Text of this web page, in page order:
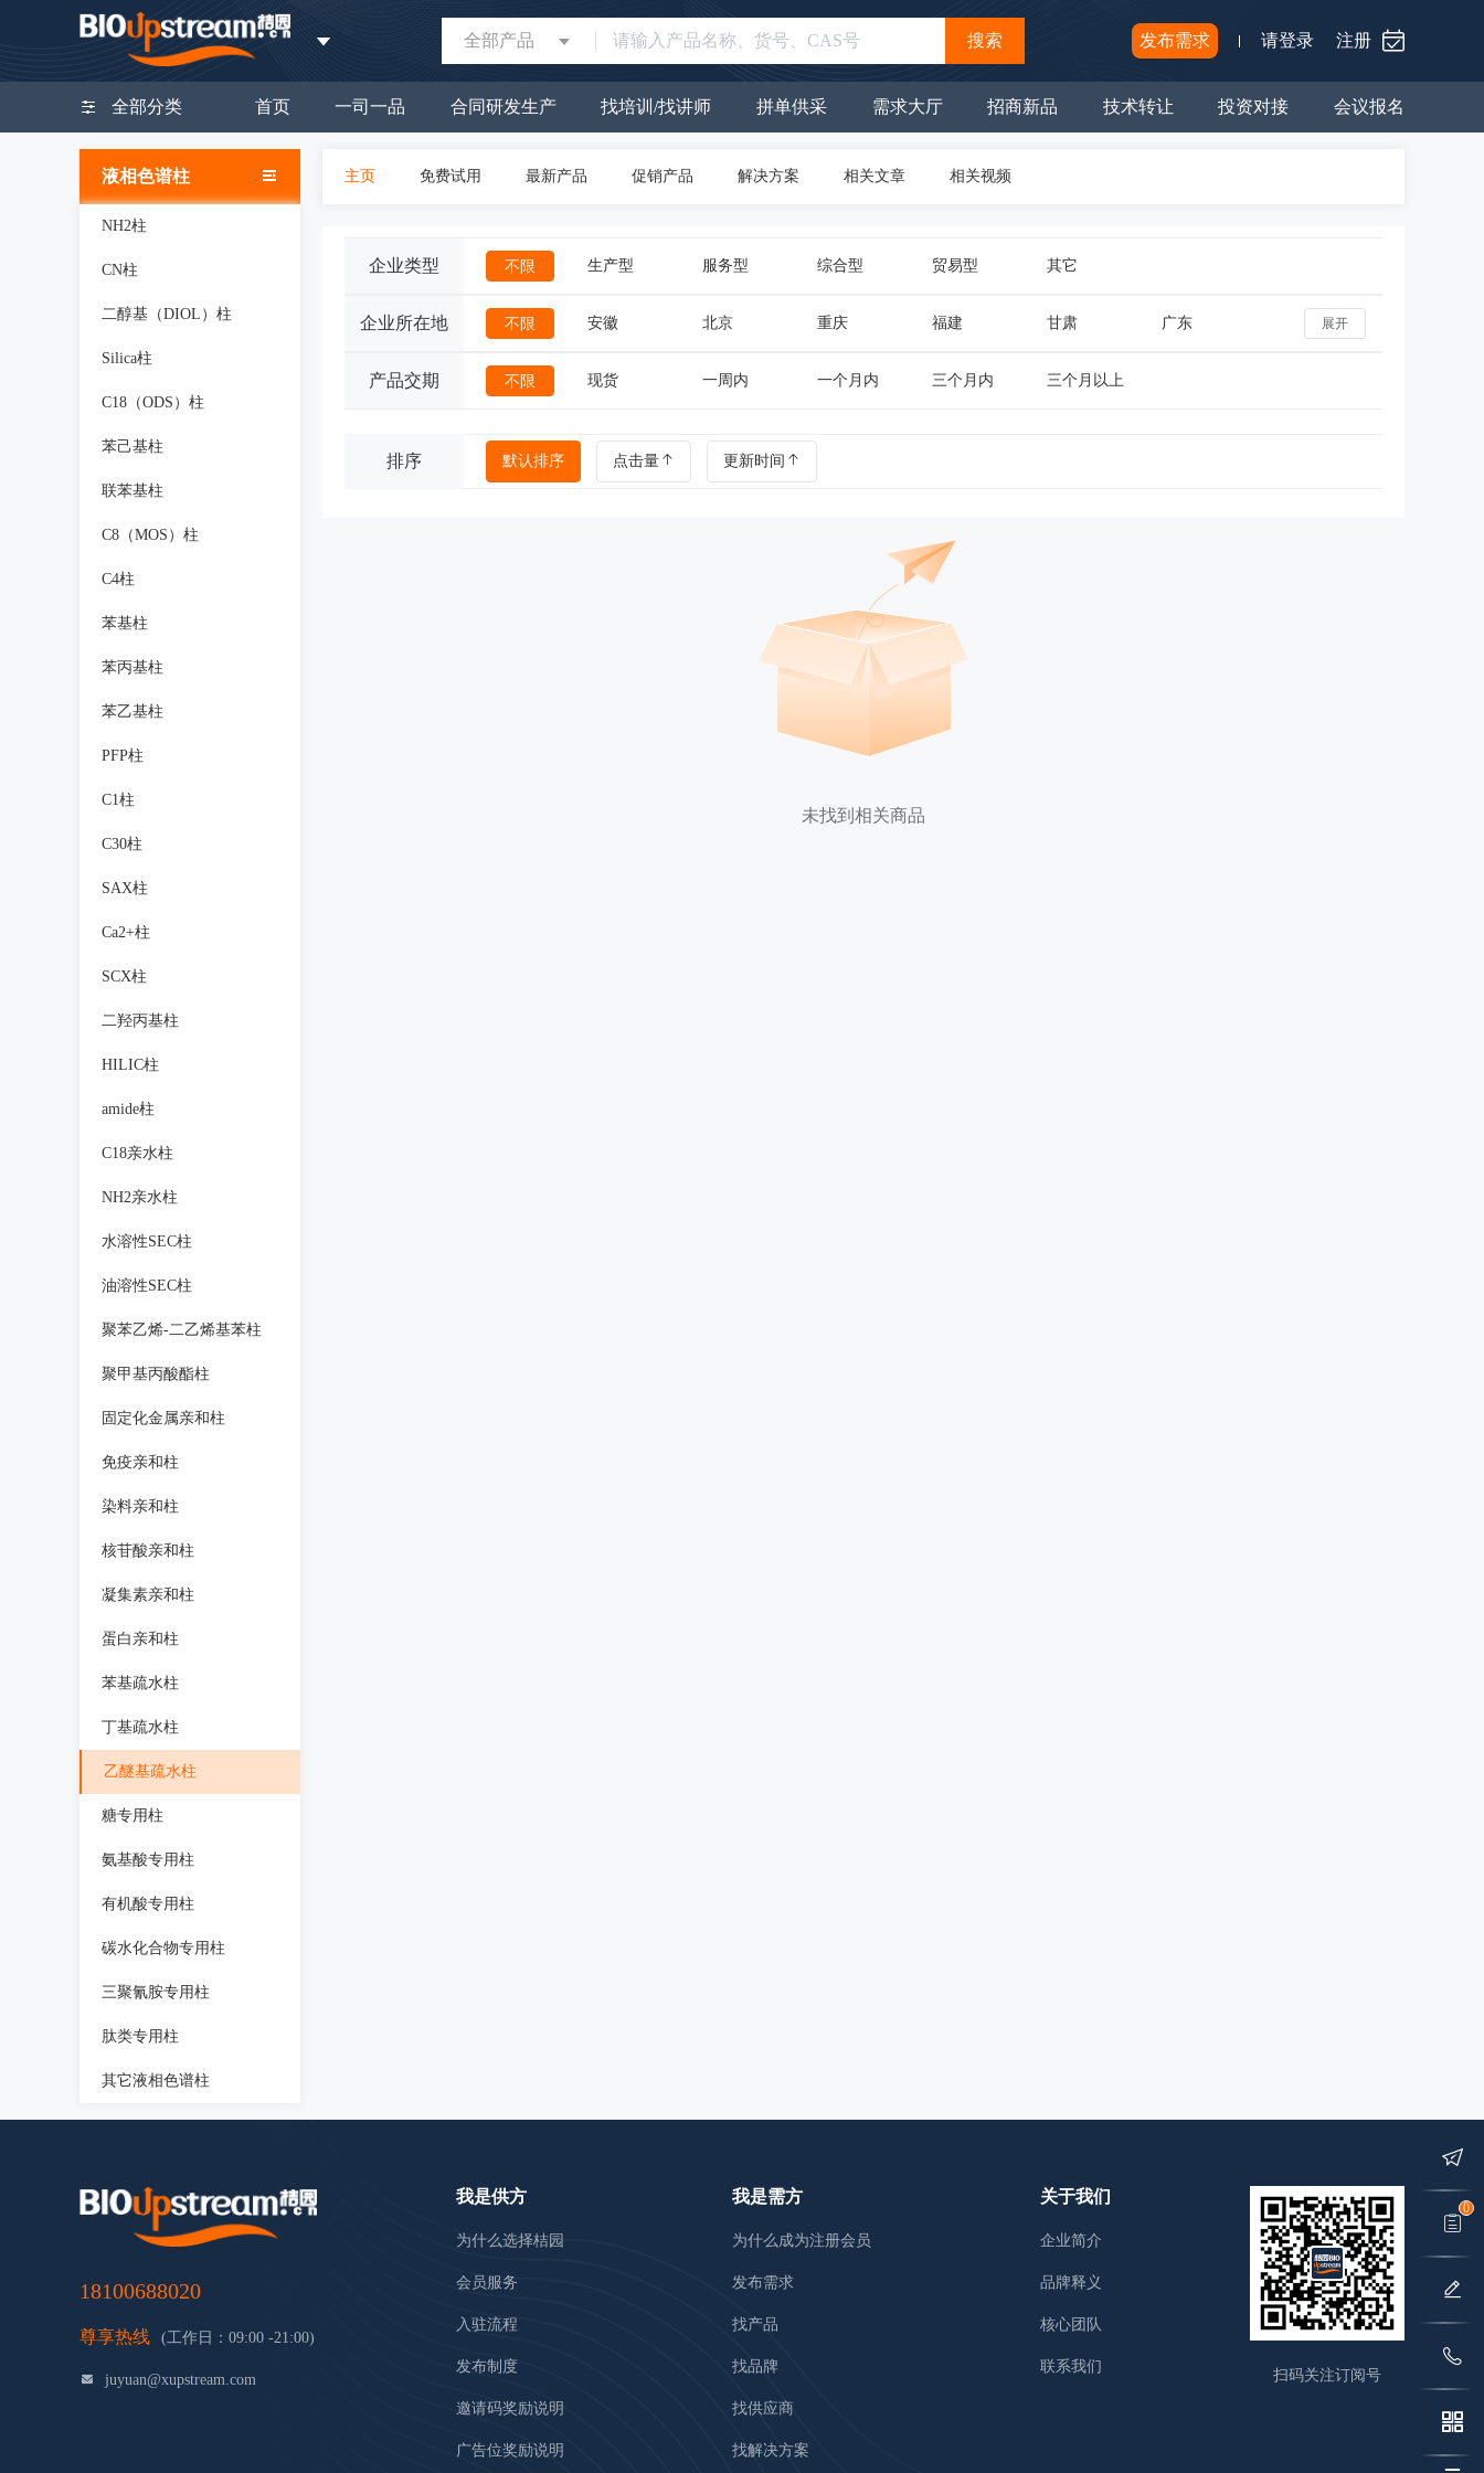
全部产品 搜索 发布需求 请登录 注册
全部分类 首页 一司一品 合同研发生产 找培训/找讲师 拼单供采 需求大厅 招商新品 技术转让 投资对接 会议报名
液相色谱柱
NH2柱
CN柱
二醇基（DIOL）柱
Silica柱
C18（ODS）柱
苯己基柱
联苯基柱
C8（MOS）柱
C4柱
苯基柱
苯丙基柱
苯乙基柱
PFP柱
C1柱
C30柱
SAX柱
Ca2+柱
SCX柱
二羟丙基柱
HILIC柱
amide柱
C18亲水柱
NH2亲水柱
水溶性SEC柱
油溶性SEC柱
聚苯乙烯-二乙烯基苯柱
聚甲基丙酸酯柱
固定化金属亲和柱
免疫亲和柱
染料亲和柱
核苷酸亲和柱
凝集素亲和柱
蛋白亲和柱
苯基疏水柱
丁基疏水柱
乙醚基疏水柱
糖专用柱
氨基酸专用柱
有机酸专用柱
碳水化合物专用柱
三聚氰胺专用柱
肽类专用柱
其它液相色谱柱
主页 免费试用 最新产品 促销产品 解决方案 相关文章 相关视频
企业类型 不限 生产型 服务型 综合型 贸易型 其它
企业所在地 不限 安徽 北京 重庆 福建 甘肃 广东 展开
产品交期 不限 现货 一周内 一个月内 三个月内 三个月以上
排序 默认排序 点击量 更新时间
未找到相关商品
18100688020
尊享热线 (工作日：09:00 -21:00)
juyuan@xupstream.com
我是供方
为什么选择桔园
会员服务
入驻流程
发布制度
邀请码奖励说明
广告位奖励说明
我是需方
为什么成为注册会员
发布需求
找产品
找品牌
找供应商
找解决方案
关于我们
企业简介
品牌释义
核心团队
联系我们
扫码关注订阅号
0